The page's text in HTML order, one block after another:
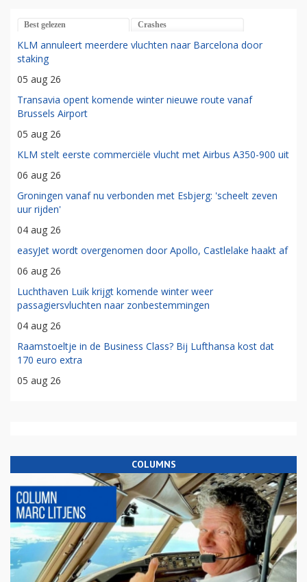
Best gelezen Crashes
KLM annuleert meerdere vluchten naar Barcelona door
staking
05 aug 26
Transavia opent komende winter nieuwe route vanaf
Brussels Airport
05 aug 26
KLM stelt eerste commerciële vlucht met Airbus A350-900 uit
06 aug 26
Groningen vanaf nu verbonden met Esbjerg: 'scheelt zeven
uur rijden'
04 aug 26
easyJet wordt overgenomen door Apollo, Castlelake haakt af
06 aug 26
Luchthaven Luik krijgt komende winter weer
passagiersvluchten naar zonbestemmingen
04 aug 26
Raamstoeltje in de Business Class? Bij Lufthansa kost dat
170 euro extra
05 aug 26
COLUMNS